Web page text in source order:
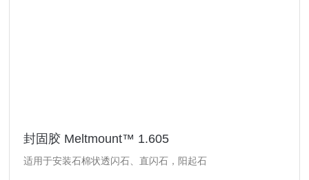
封固胶 Meltmount™ 1.605
适用于安装石棉状透闪石、直闪石，阳起石